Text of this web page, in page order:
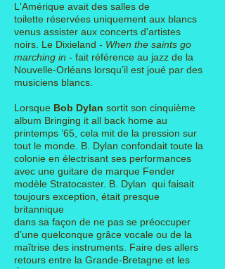
L'Amérique avait des salles de
toilette réservées uniquement aux blancs
venus assister aux concerts d'artistes
noirs. Le Dixieland - When the saints go
marching in - fait référence au jazz de la
Nouvelle-Orléans lorsqu’il est joué par des
musiciens blancs.
Lorsque Bob Dylan sortit son cinquième
album Bringing it all back home au
printemps ’65, cela mit de la pression sur
tout le monde. B. Dylan confondait toute la
colonie en électrisant ses performances
avec une guitare de marque Fender
modèle Stratocaster. B. Dylan qui faisait
toujours exception, était presque
britannique
dans sa façon de ne pas se préoccuper
d’une quelconque grâce vocale ou de la
maîtrise des instruments. Faire des allers
retours entre la Grande-Bretagne et les